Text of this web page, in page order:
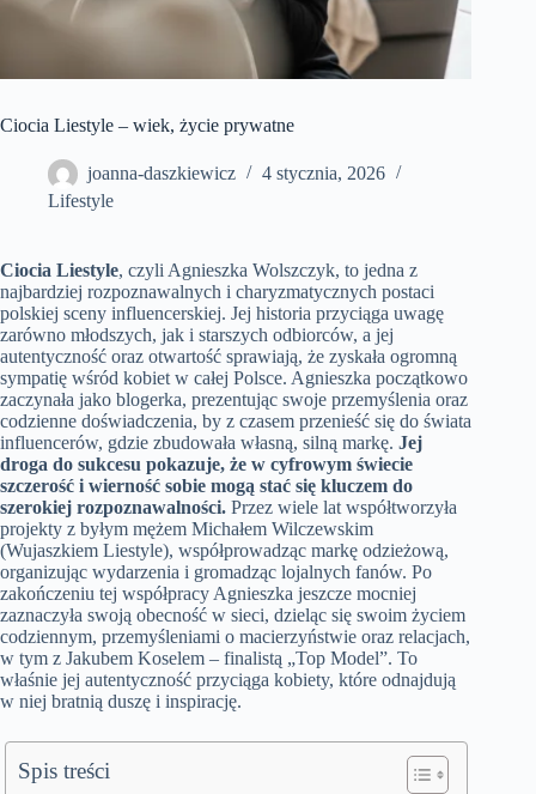
Ciocia Liestyle – wiek, życie prywatne
joanna-daszkiewicz
4 stycznia, 2026
Lifestyle
Ciocia Liestyle, czyli Agnieszka Wolszczyk, to jedna z
najbardziej rozpoznawalnych i charyzmatycznych postaci
polskiej sceny influencerskiej. Jej historia przyciąga uwagę
zarówno młodszych, jak i starszych odbiorców, a jej
autentyczność oraz otwartość sprawiają, że zyskała ogromną
sympatię wśród kobiet w całej Polsce. Agnieszka początkowo
zaczynała jako blogerka, prezentując swoje przemyślenia oraz
codzienne doświadczenia, by z czasem przenieść się do świata
influencerów, gdzie zbudowała własną, silną markę. Jej
droga do sukcesu pokazuje, że w cyfrowym świecie
szczerość i wierność sobie mogą stać się kluczem do
szerokiej rozpoznawalności. Przez wiele lat współtworzyła
projekty z byłym mężem Michałem Wilczewskim
(Wujaszkiem Liestyle), współprowadząc markę odzieżową,
organizując wydarzenia i gromadząc lojalnych fanów. Po
zakończeniu tej współpracy Agnieszka jeszcze mocniej
zaznaczyła swoją obecność w sieci, dzieląc się swoim życiem
codziennym, przemyśleniami o macierzyństwie oraz relacjach,
w tym z Jakubem Koselem – finalistą „Top Model”. To
właśnie jej autentyczność przyciąga kobiety, które odnajdują
w niej bratnią duszę i inspirację.
Spis treści